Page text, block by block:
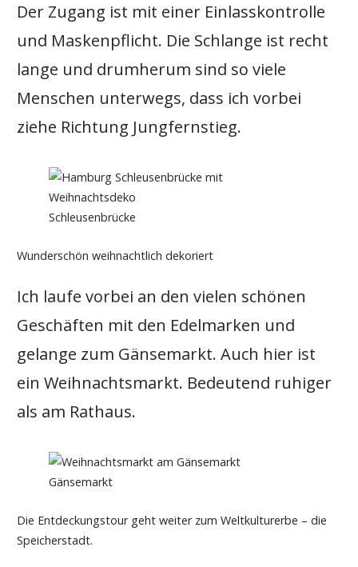
Der Zugang ist mit einer Einlasskontrolle
und Maskenpflicht. Die Schlange ist recht
lange und drumherum sind so viele
Menschen unterwegs, dass ich vorbei
ziehe Richtung Jungfernstieg.
Schleusenbrücke
Wunderschön weihnachtlich dekoriert
Ich laufe vorbei an den vielen schönen
Geschäften mit den Edelmarken und
gelange zum Gänsemarkt. Auch hier ist
ein Weihnachtsmarkt. Bedeutend ruhiger
als am Rathaus.
Gänsemarkt
Die Entdeckungstour geht weiter zum Weltkulturerbe – die
Speicherstadt.